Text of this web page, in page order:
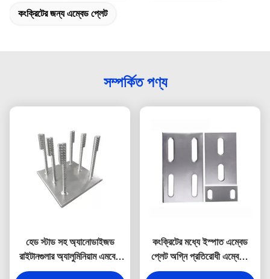
কংক্রিটের জন্য এম্বেড প্লেট
সম্পর্কিত পণ্য
হেড স্টাড সহ অ্যানোডাইজড
রাইটানগুলার অ্যালুমিনিয়াম এমবেড
প্লেট
কংক্রিটের মধ্যে ইস্পাত এম্বেড
প্লেট অগ্নি প্রতিরোধী এম্বেডিং
প্লেট